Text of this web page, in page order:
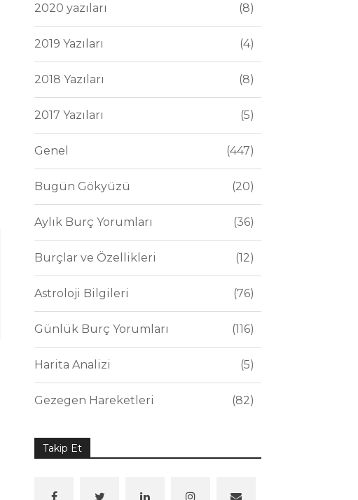
2020 yazıları 8
2019 Yazıları 4
2018 Yazıları 8
2017 Yazıları 5
Genel 447
Bugün Gökyüzü 20
Aylık Burç Yorumları 36
Burçlar ve Özellikleri 12
Astroloji Bilgileri 76
Günlük Burç Yorumları 116
Harita Analizi 5
Gezegen Hareketleri 82
Takip Et